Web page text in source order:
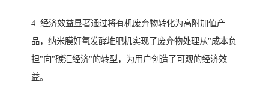
4. 经济效益显著通过将有机废弃物转化为高附加值产
品，纳米膜好氧发酵堆肥机实现了废弃物处理从"成本负
担"向"碳汇经济"的转型，为用户创造了可观的经济效
益。